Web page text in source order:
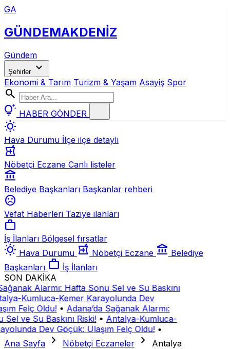
GA
GÜNDEMAKDENİZ
Gündem
Şehirler expand_more
Ekonomi & Tarım Turizm & Yaşam Asayiş Spor
search
tips_and_updates HABER GÖNDER
wb_sunny
Hava Durumu İlçe ilçe detaylı
local_pharmacy
Nöbetçi Eczane Canlı listeler
account_balance
Belediye Başkanları Başkanlar rehberi
sentiment_dissatisfied
Vefat Haberleri Taziye ilanları
work
İş İlanları Bölgesel fırsatlar
wb_sunny Hava Durumu local_pharmacy Nöbetçi Eczane account_balance Belediye
Başkanları work İş İlanları
SON DAKİKA
Alarmı: Hafta Sonu Sel ve Su Baskını
Kumluca-Kemer Karayolunda Dev
Felç Oldu! • Adana’da Sağanak Alarmı:
ve Su Baskını Riski! • Antalya-Kumluca-
Dev Göçük: Ulaşım Felç Oldu! •
Ana Sayfa
chevron_right Nöbetçi Eczaneler chevron_right Antalya